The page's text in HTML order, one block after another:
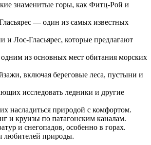
знаменитые горы, как Фитц-Рой и
— один из самых известных
Лос-Гласьярес, которые предлагают
из основных мест обитания морских
включая береговые леса, пустыни и
исследовать ледники и другие
насладиться природой с комфортом.
и круизы по патагонским каналам.
и снегопадов, особенно в горах.
любителей природы.